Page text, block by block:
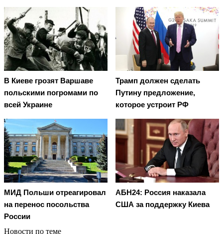
В Киеве грозят Варшаве
польскими погромами по
всей Украине
Трамп должен сделать
Путину предложение,
которое устроит РФ
МИД Польши отреагировал
на перенос посольства
России
АБН24: Россия наказала
США за поддержку Киева
Новости по теме